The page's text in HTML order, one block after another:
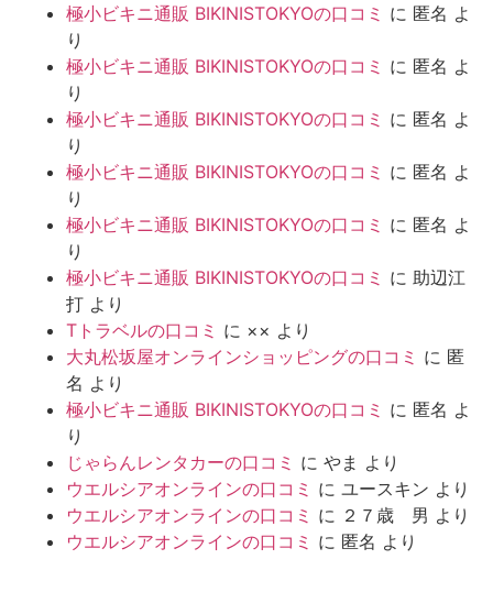
極小ビキニ通販 BIKINISTOKYOの口コミ に 匿名 よ
り
極小ビキニ通販 BIKINISTOKYOの口コミ に 匿名 よ
り
極小ビキニ通販 BIKINISTOKYOの口コミ に 匿名 よ
り
極小ビキニ通販 BIKINISTOKYOの口コミ に 匿名 よ
り
極小ビキニ通販 BIKINISTOKYOの口コミ に 匿名 よ
り
極小ビキニ通販 BIKINISTOKYOの口コミ に 助辺江
打 より
Tトラベルの口コミ に ×× より
大丸松坂屋オンラインショッピングの口コミ に 匿
名 より
極小ビキニ通販 BIKINISTOKYOの口コミ に 匿名 よ
り
じゃらんレンタカーの口コミ に やま より
ウエルシアオンラインの口コミ に ユースキン より
ウエルシアオンラインの口コミ に ２７歳 男 より
ウエルシアオンラインの口コミ に 匿名 より